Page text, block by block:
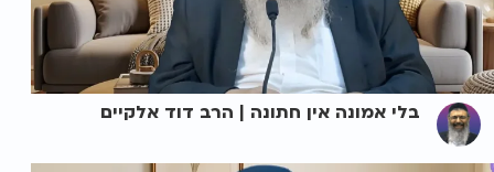
בלי אמונה אין חתונה | הרב דוד אלקיים